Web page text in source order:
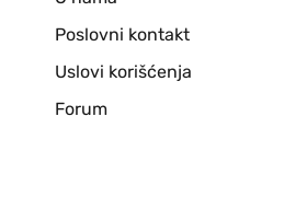
Poslovni kontakt
Uslovi korišćenja
Forum